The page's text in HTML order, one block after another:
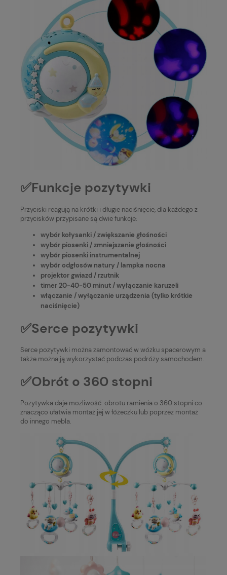
✅Funkcje pozytywki
Przyciski reagują na krótki i długie naciśnięcie, dla każdego z
przycisków przypisane są dwie funkcje:
wybór kołysanki / zwiększanie głośności
wybór piosenki / zmniejszanie głośności
wybór piosenki instrumentalnej
wybór odgłosów natury / lampka nocna
projektor gwiazd / rzutnik
timer 20-40-50 minut / wyłączanie karuzeli
włączanie / wyłączanie urządzenia (tylko krótkie
naciśnięcie)
✅Serce pozytywki
Serce pozytywki można zamontować w wózku spacerowym a
także można ją wykorzystać podczas podróży samochodem.
✅Obrót o 360 stopni
Pozytywka daje możliwość obrotu ramienia o 360 stopni co
znacząco ułatwia montaż jej w łóżeczku lub poprzez montaż
do innego mebla.